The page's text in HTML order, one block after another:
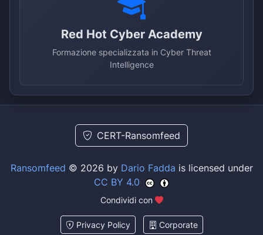
Red Hot Cyber Academy
Formazione specializzata in Cyber Threat
Intelligence
CERT-Ransomfeed
Ransomfeed © 2026 by Dario Fadda is licensed under
CC BY 4.0
Condividi con
Privacy Policy Corporate